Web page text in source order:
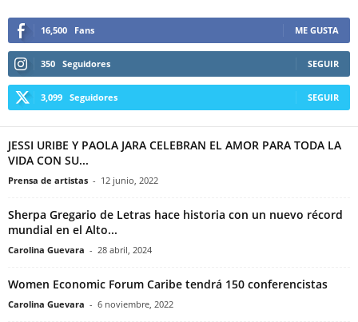
16,500 Fans ME GUSTA
350 Seguidores SEGUIR
3,099 Seguidores SEGUIR
JESSI URIBE Y PAOLA JARA CELEBRAN EL AMOR PARA TODA LA
VIDA CON SU...
Prensa de artistas - 12 junio, 2022
Sherpa Gregario de Letras hace historia con un nuevo récord
mundial en el Alto...
Carolina Guevara - 28 abril, 2024
Women Economic Forum Caribe tendrá 150 conferencistas
Carolina Guevara - 6 noviembre, 2022